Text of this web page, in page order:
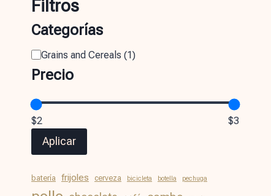
Filtros
Categorías
Grains and Cereals (1)
Precio
$2 $3
Aplicar
batería frijoles cerveza bicicleta botella pechuga